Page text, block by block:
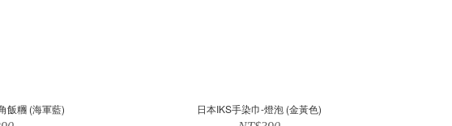
飯糰 (海軍藍)
日本IKS手染巾-燈泡 (金黃色)